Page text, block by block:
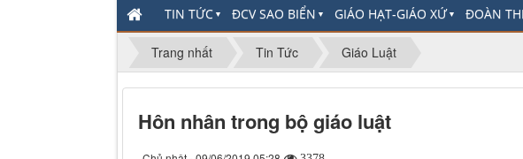
TIN TỨC ▼ ĐCV SAO BIỂN ▼ GIÁO HẠT-GIÁO XỨ▼ ĐOÀN
Trang nhất Tin Tức Giáo Luật
Hôn nhân trong bộ giáo luật